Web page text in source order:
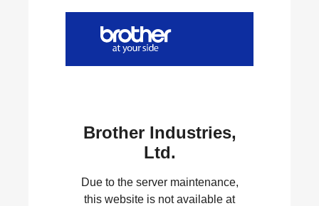
Brother Industries,
Ltd.
Due to the server maintenance,
this website is not available at